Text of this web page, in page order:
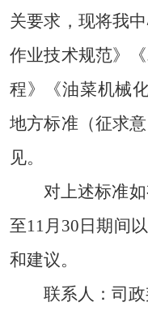
关要求，现将我
作业技术规范》
程》《油菜机械
地方标准（征求
见。
对上述标准
至11月30日期间
和建议。
联系人：司政